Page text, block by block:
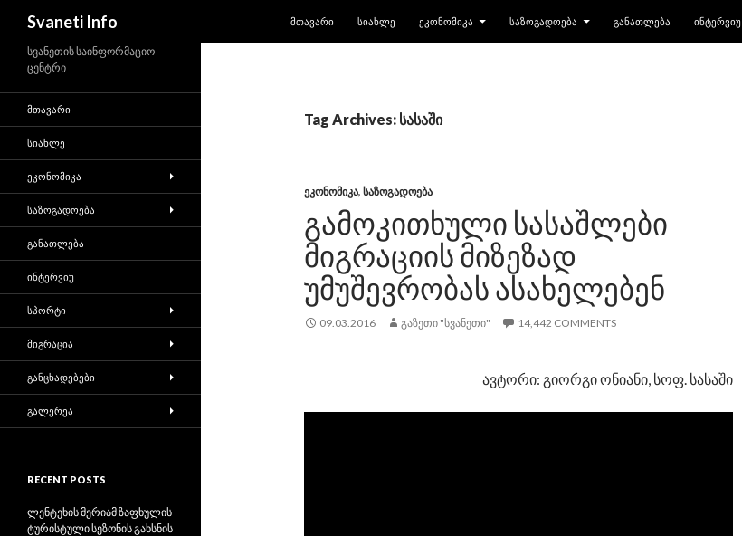
Svaneti Info
ᲛᲗᲐᲕᲐᲠᲘ
ᲡᲘᲐᲮᲚᲔ ᲔᲙᲝᲜᲝᲛᲘᲙᲐ ᲡᲐᲖᲝᲒᲐᲓᲝᲔᲑᲐ ᲒᲐᲜᲐᲗᲚᲔᲑᲐ ᲘᲜᲢᲔᲠᲕᲘᲣ
Tag Archives: სასაში
ᲔᲙᲝᲜᲝᲛᲘᲙᲐ, ᲡᲐᲖᲝᲒᲐᲓᲝᲔᲑᲐ
ᲒᲐᲛᲝᲙᲘᲗᲮᲣᲚᲘ ᲡᲐᲡᲐᲨᲚᲔᲑᲘ
ᲛᲘᲒᲠᲐᲪᲘᲘᲡ ᲛᲘᲖᲔᲖᲐᲓ
ᲣᲛᲣᲨᲔᲕᲠᲝᲑᲐᲡ ᲐᲡᲐᲮᲔᲚᲔᲑᲔᲜ
09.03.2016 ᲒᲐᲖᲔᲗᲘ "ᲡᲕᲐᲜᲔᲗᲘ" 14,442 COMMENTS
ავტორი: გიორგი ონიანი, სოფ. სასაში
სვანეთის საინფორმაციო
ცენტრი
ᲛᲗᲐᲕᲐᲠᲘ
ᲡᲘᲐᲮᲚᲔ
ᲔᲙᲝᲜᲝᲛᲘᲙᲐ
ᲡᲐᲖᲝᲒᲐᲓᲝᲔᲑᲐ
ᲒᲐᲜᲐᲗᲚᲔᲑᲐ
ᲘᲜᲢᲔᲠᲕᲘᲣ
ᲡᲞᲝᲠᲢᲘ
ᲛᲘᲒᲠᲐᲪᲘᲐ
ᲒᲐᲜᲪᲮᲐᲓᲔᲑᲔᲑᲘ
ᲒᲐᲚᲔᲠᲔᲐ
RECENT POSTS
ლენტეხის მერიამ ზაფხულის
ტურისტული სეზონის გახსნის